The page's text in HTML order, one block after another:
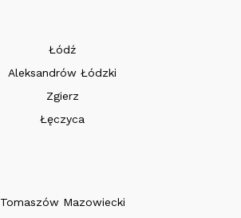
Łódź
Aleksandrów Łódzki
Zgierz
Łęczyca
Tomaszów Mazowiecki